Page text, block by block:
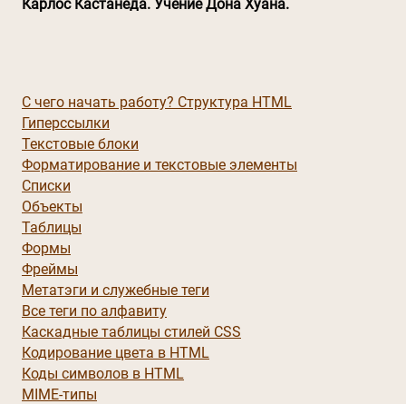
Карлос Кастанеда. Учение Дона Хуана.
С чего начать работу? Структура HTML
Гиперссылки
Текстовые блоки
Форматирование и текстовые элементы
Списки
Объекты
Таблицы
Формы
Фреймы
Метатэги и служебные теги
Все теги по алфавиту
Каскадные таблицы стилей CSS
Кодирование цвета в HTML
Коды символов в HTML
MIME-типы